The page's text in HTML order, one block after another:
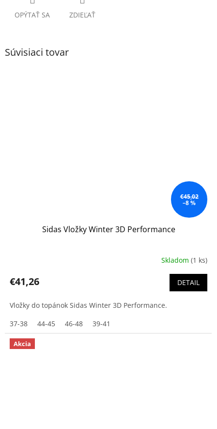
OPÝTAŤ SA ZDIEĽAŤ
Súvisiaci tovar
€45,02
–8 %
Sidas Vložky Winter 3D Performance
Skladom (1 ks)
€41,26 DETAIL
Vložky do topánok Sidas Winter 3D Performance.
37-38
44-45 46-48 39-41
Akcia